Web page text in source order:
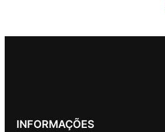
INFORMAÇÕES